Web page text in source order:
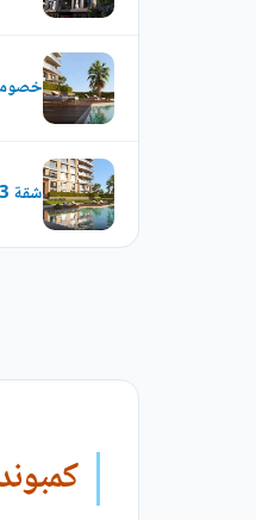
خصومات اكتر
شقة 313م في العاصمة الادارية الجديدة في كمبوند جرين افنيو